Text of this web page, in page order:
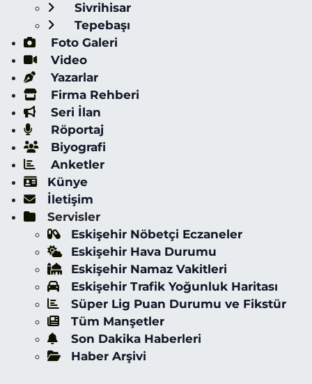
Sivrihisar
Tepebaşı
Foto Galeri
Video
Yazarlar
Firma Rehberi
Seri İlan
Röportaj
Biyografi
Anketler
Künye
İletişim
Servisler
Eskişehir Nöbetçi Eczaneler
Eskişehir Hava Durumu
Eskişehir Namaz Vakitleri
Eskişehir Trafik Yoğunluk Haritası
Süper Lig Puan Durumu ve Fikstür
Tüm Manşetler
Son Dakika Haberleri
Haber Arşivi